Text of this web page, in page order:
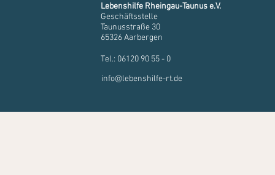
Lebenshilfe Rheingau-Taunus e.V.
Geschäftsstelle
Taunusstraße 30
65326 Aarbergen
Tel.: 06120 90 55 - 0
info@lebenshilfe-rt.de